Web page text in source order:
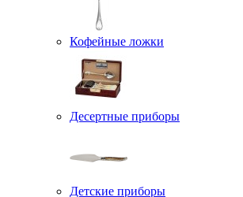
Кофейные ложки
Десертные приборы
Детские приборы